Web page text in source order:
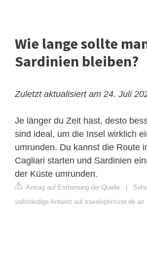
Wie lange sollte
Sardinien bleiben?
Zuletzt aktualisiert am 24. Juli
Je länger du Zeit hast, desto
sind ideal, um die Insel wirklich
umrunden. Du kannst die Route
Cagliari starten und Sardinien
der Küste umrunden.
Antrag auf Entfernung der Quelle
vollständige Antwort auf traveloptimizer.de an